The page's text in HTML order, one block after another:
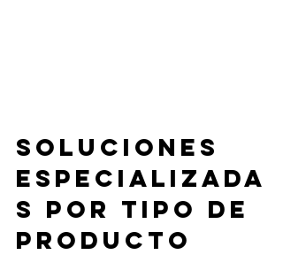
Soluciones
especializada
s por tipo de
producto